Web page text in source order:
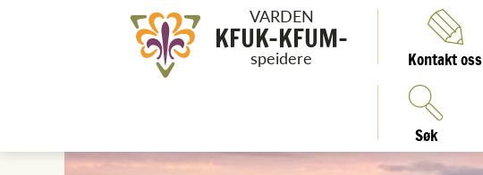
VARDEN
KFUK-KFUM-
speidere Kontakt oss
Søk